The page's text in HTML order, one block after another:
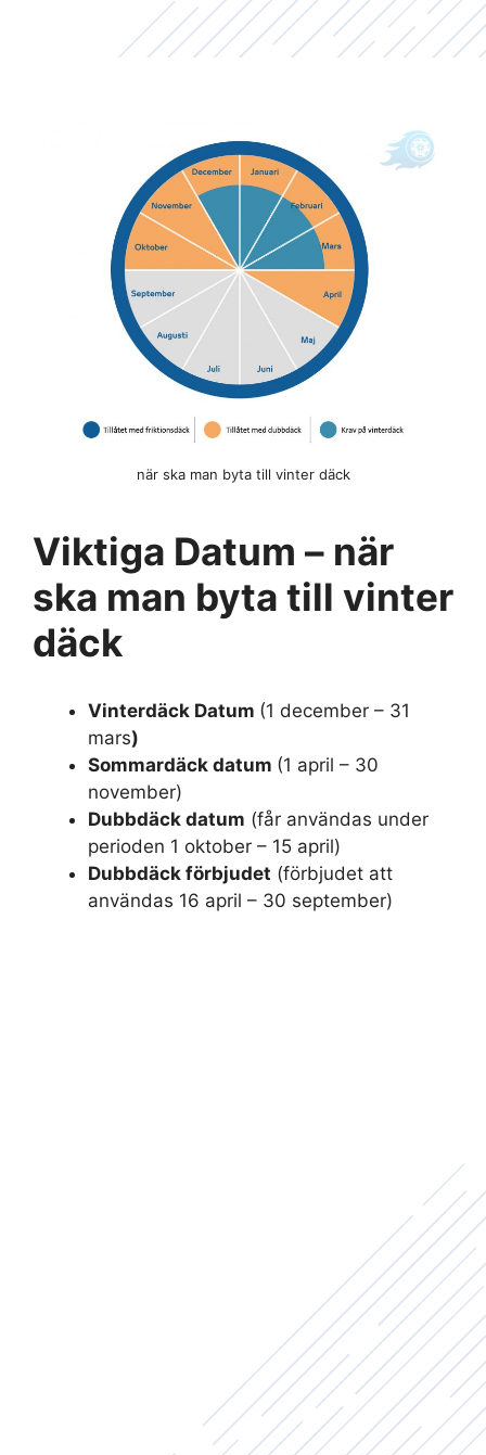
Viktiga Datum – när
ska man byta till vinter
däck
Vinterdäck Datum (1 december – 31
mars)
Sommardäck datum (1 april – 30
november)
Dubbdäck datum (får användas under
perioden 1 oktober – 15 april)
Dubbdäck förbjudet (förbjudet att
användas 16 april – 30 september)
när ska man byta till vinter däck